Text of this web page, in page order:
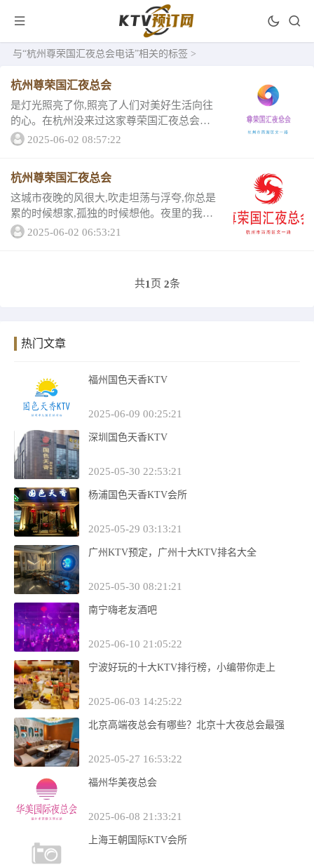
与“杭州尊荣国汇夜总会电话”相关的标签 >
杭州尊荣国汇夜总会
是灯光照亮了你,照亮了人们对美好生活向往
的心。在杭州没来过这家尊荣国汇夜总会的
话实在太可惜了，看完小编尊荣国汇夜总会
户带来不...
2025-06-02 08:57:22
杭州尊荣国汇夜总会
这城市夜晚的风很大,吹走坦荡与浮夸,你总是
累的时候想家,孤独的时候想他。夜里的我们
总是思绪万千，那不如找个地方打断这些胡
2025-06-02 06:53:21
共1 页 2条
热门文章
福州国色天香KTV
2025-06-09 00:25:21
深圳国色天香KTV
2025-05-30 22:53:21
杨浦国色天香KTV会所
2025-05-29 03:13:21
广州KTV预定，广州十大KTV排名大全
2025-05-30 08:21:21
南宁嗨老友酒吧
2025-06-10 21:05:22
宁波好玩的十大KTV排行榜，小编带你走上
2025-06-03 14:25:22
北京高端夜总会有哪些？北京十大夜总会最强
2025-05-27 16:53:22
福州华美夜总会
2025-06-08 21:33:21
上海王朝国际KTV会所